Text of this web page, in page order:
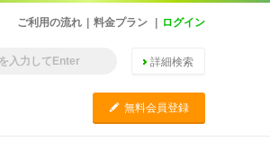
ご利用の流れ 料金プラン ログイン
詳細検索
C 無料会員登録